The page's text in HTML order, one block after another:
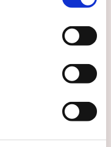
i frågor
mig an detta med
intervju med
plan för